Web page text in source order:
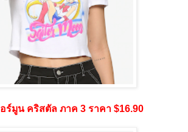
ร์มูน คริสตัล ภาค 3 ราคา $16.90